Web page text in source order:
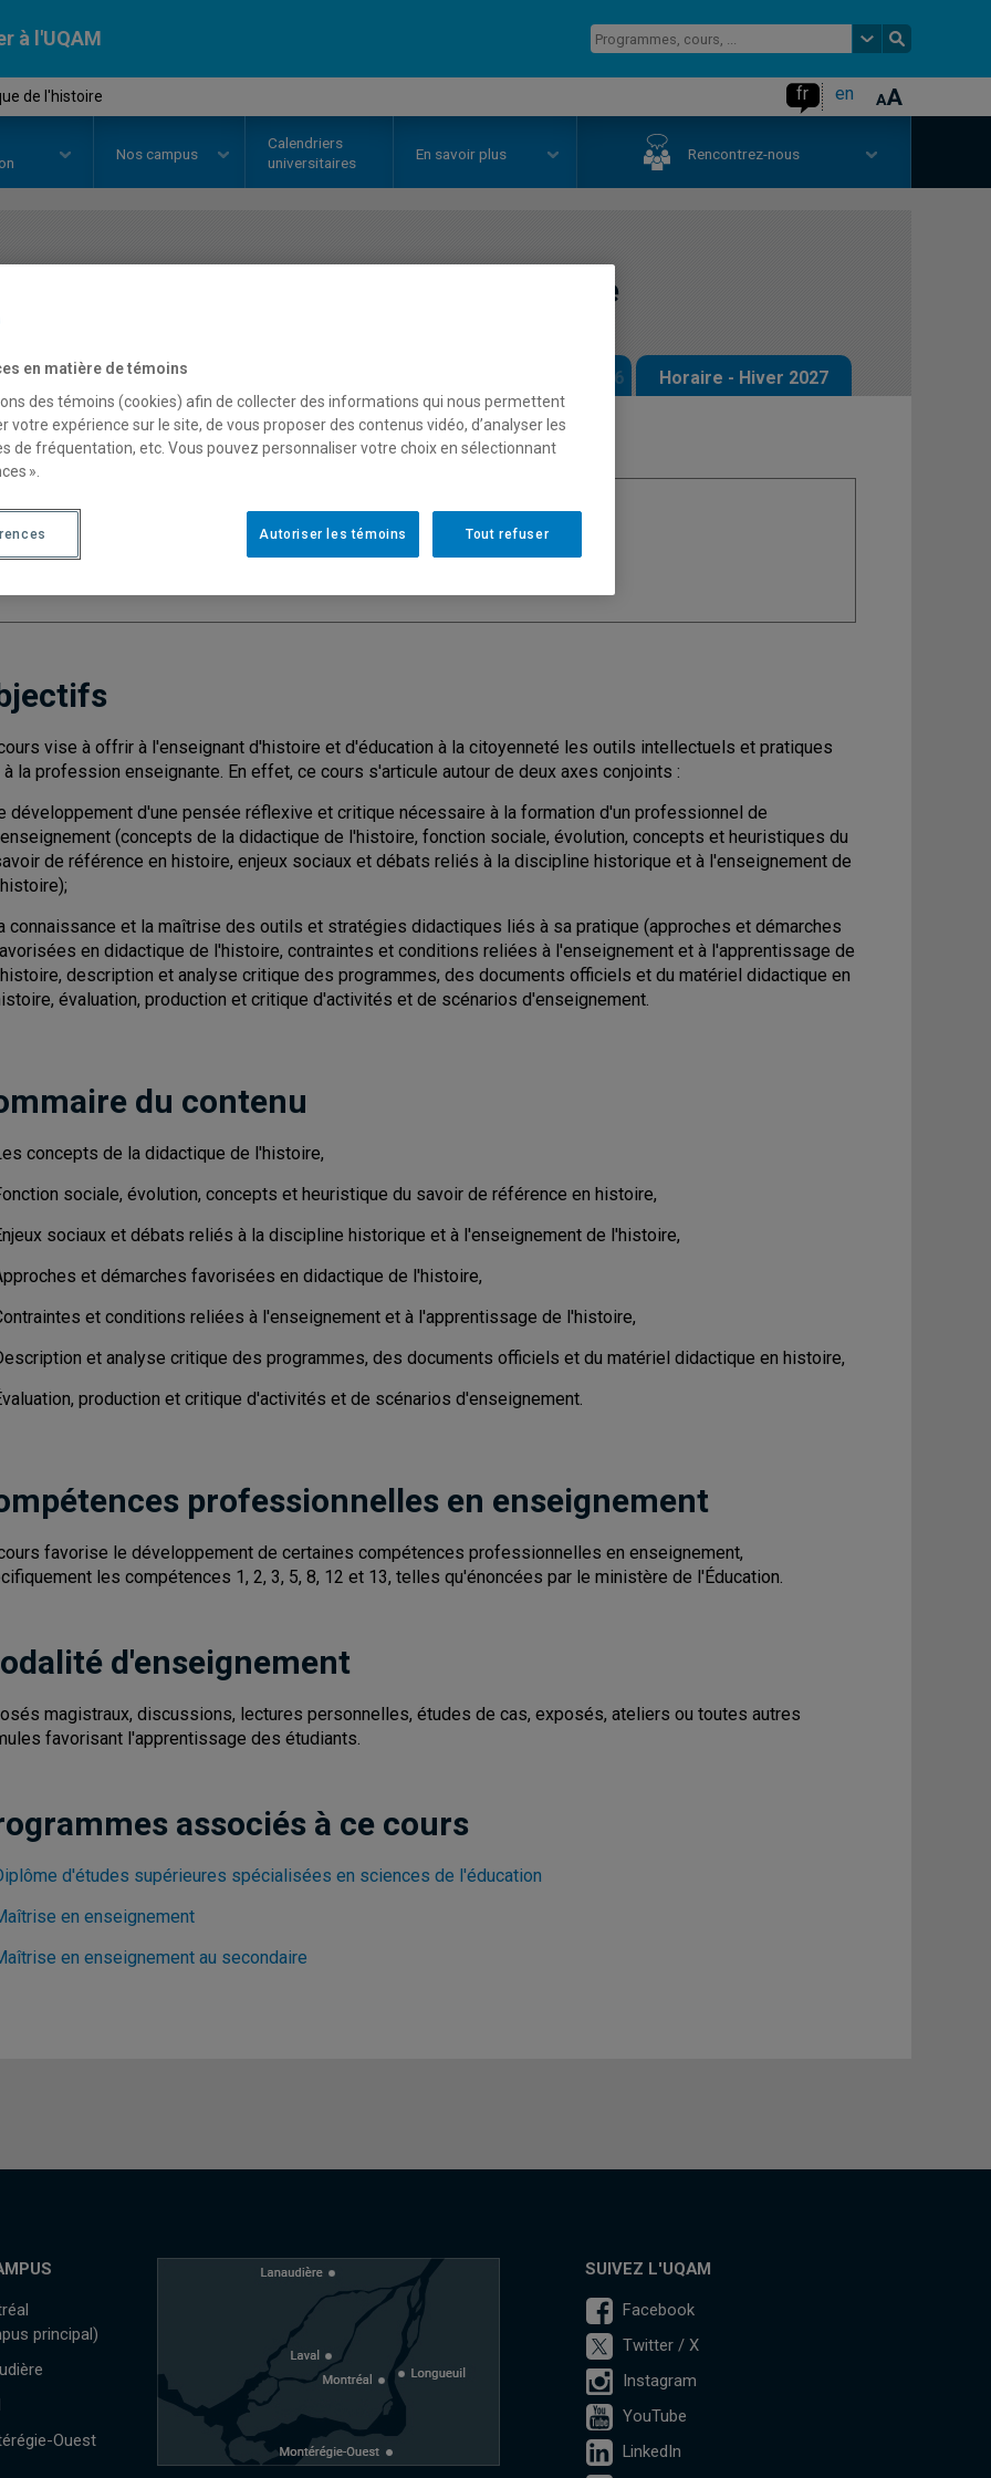
à l'UQAM
de l'histoire fr en
Nos campus
Calendriers
universitaires
En savoir plus Rencontrez-nous
Didactique de l'histoire
Description Horaire - Automne 2026 Horaire - Hiver 2027
Cycle Discipline: Histoire
vise à offrir à l'enseignant d'histoire et d'éducation à la citoyenneté les outils intellectuels et pratiques
la profession enseignante. En effet, ce cours s'articule autour de deux axes conjoints :
développement d'une pensée réflexive et critique nécessaire à la formation d'un professionnel de
(concepts de la didactique de l'histoire, fonction sociale, évolution, concepts et heuristiques du
de référence en histoire, enjeux sociaux et débats reliés à la discipline historique et à l'enseignement de
connaissance et la maîtrise des outils et stratégies didactiques liés à sa pratique (approches et démarches
en didactique de l'histoire, contraintes et conditions reliées à l'enseignement et à l'apprentissage de
description et analyse critique des programmes, des documents officiels et du matériel didactique en
évaluation, production et critique d'activités et de scénarios d'enseignement.
du contenu
concepts de la didactique de l'histoire,
sociale, évolution, concepts et heuristique du savoir de référence en histoire,
sociaux et débats reliés à la discipline historique et à l'enseignement de l'histoire,
et démarches favorisées en didactique de l'histoire,
et conditions reliées à l'enseignement et à l'apprentissage de l'histoire,
et analyse critique des programmes, des documents officiels et du matériel didactique en histoire,
production et critique d'activités et de scénarios d'enseignement.
professionnelles en enseignement
favorise le développement de certaines compétences professionnelles en enseignement,
les compétences 1, 2, 3, 5, 8, 12 et 13, telles qu'énoncées par le ministère de l'Éducation.
d'enseignement
magistraux, discussions, lectures personnelles, études de cas, exposés, ateliers ou toutes autres
favorisant l'apprentissage des étudiants.
associés à ce cours
d'études supérieures spécialisées en sciences de l'éducation
en enseignement
en enseignement au secondaire
principal)
Ouest
SUIVEZ L'UQAM
Facebook
Twitter / X
Instagram
YouTube
LinkedIn
en matière de témoins
des témoins (cookies) afin de collecter des informations qui nous permettent
votre expérience sur le site, de vous proposer des contenus vidéo, d’analyser les
de fréquentation, etc. Vous pouvez personnaliser votre choix en sélectionnant
».
Tout refuser
Autoriser les témoins